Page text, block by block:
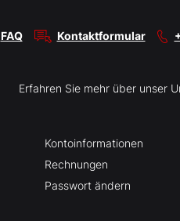
FAQ Kontaktformular
Erfahren Sie mehr über unser
Kontoinformationen
Rechnungen
Passwort ändern